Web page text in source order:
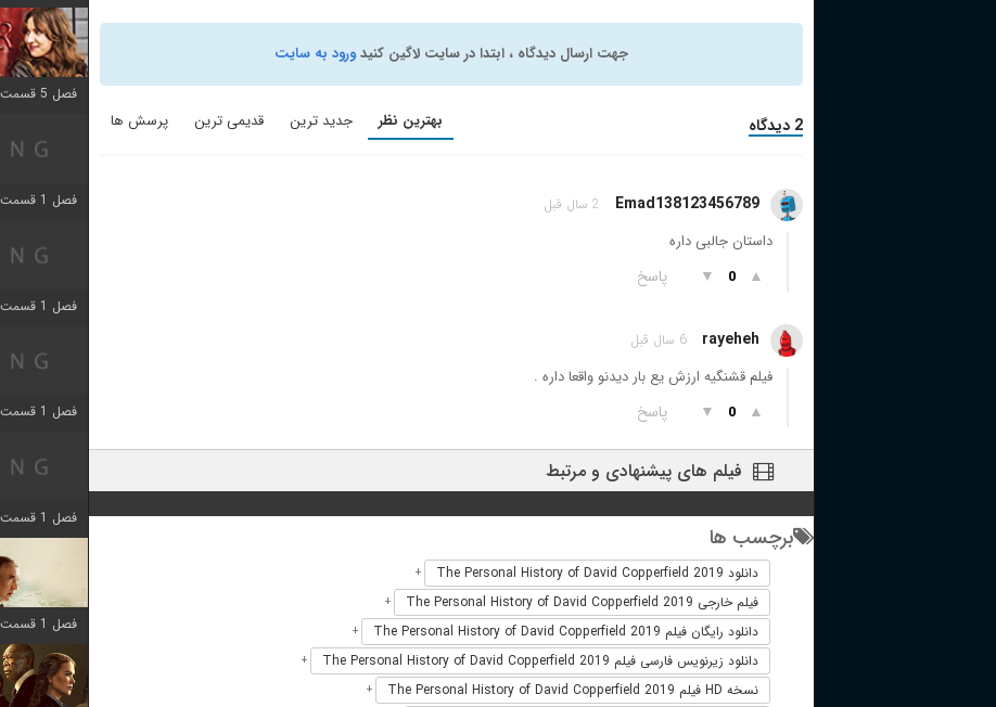
جهت ارسال دیدگاه ، ابتدا در سایت لاگین کنیدورود به سایت
2 دیدگاه بهترین نظر جدید ترین قدیمی ترین پرسش ها
Emad138123456789 2 سال قبل
داستان جالبی داره
▲
0
▼ پاسخ
rayeheh 6 سال قبل
فیلم قشنگیه ارزش یع بار دیدنو واقعا داره .
▲
0
▼ پاسخ
فیلم های پیشنهادی و مرتبط
برچسب ها
دانلود The Personal History of David Copperfield 2019 +
فیلم خارجی The Personal History of David Copperfield 2019 +
دانلود رایگان فیلم The Personal History of David Copperfield 2019 +
دانلود زیرنویس فارسی فیلم The Personal History of David Copperfield 2019 +
نسخه HD فیلم The Personal History of David Copperfield 2019 +
فصل 5 قسمت 5 اضافه شد
فصل 1 قسمت 5 اضافه شد
فصل 1 قسمت 5 اضافه شد
فصل 1 قسمت 2 اضافه شد
فصل 1 قسمت 8 اضافه شد
فصل 1 قسمت 6 اضافه شد